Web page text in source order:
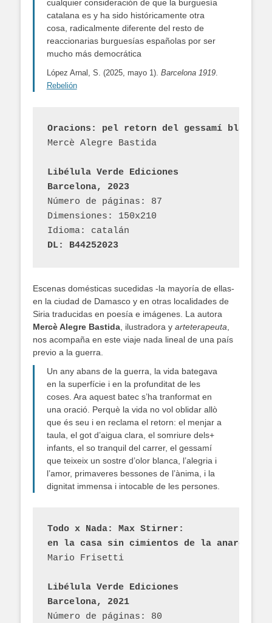
cualquier consideración de que la burguesía
catalana es y ha sido históricamente otra
cosa, radicalmente diferente del resto de
reaccionarias burguesías españolas por ser
mucho más democrática
López Arnal, S. (2025, mayo 1). Barcelona 1919.
Rebelión
Oracions: pel retorn del gessamí blanc
Mercè Alegre Bastida
Libélula Verde Ediciones
Barcelona, 2023
Número de páginas: 87
Dimensiones: 150x210
Idioma: catalán
DL: B44252023
Escenas domésticas sucedidas -la mayoría de ellas-
en la ciudad de Damasco y en otras localidades de
Siria traducidas en poesía e imágenes. La autora
Mercè Alegre Bastida , ilustradora y arteterapeuta
nos acompaña en este viaje nada lineal de una país
previo a la guerra.
Un any abans de la guerra, la vida bategava
en la superfície i en la profunditat de les
coses. Ara aquest batec s’ha tranformat en
una oració. Perquè la vida no vol oblidar allò
que és seu i en reclama el retorn: el menjar a
taula, el got d’aigua clara, el somriure dels+
infants, el so tranquil del carrer, el gessamí
que teixeix un sostre d’olor blanca, l’alegria i
l’amor, primaveres bessones de l’ànima, i la
dignitat immensa i intocable de les persones.
Todo x Nada: Max Stirner:
en la casa sin cimientos de la anarquía
Mario Frisetti
Libélula Verde Ediciones
Barcelona, 2021
Número de páginas: 80